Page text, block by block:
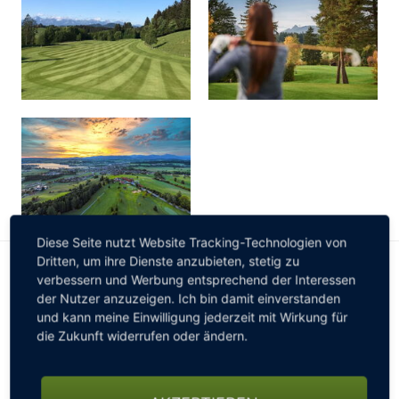
INFORMATIONEN FÜR WOHNMOBILE
Wohnmobile sind auf unserem Platz gern gesehen.Bitte
vor Anreise anmelden!
Keine Stellplätze vorhanden
Diese Seite nutzt Website Tracking-Technologien von
Dritten, um ihre Dienste anzubieten, stetig zu
verbessern und Werbung entsprechend der Interessen
der Nutzer anzuzeigen. Ich bin damit einverstanden
und kann meine Einwilligung jederzeit mit Wirkung für
die Zukunft widerrufen oder ändern.